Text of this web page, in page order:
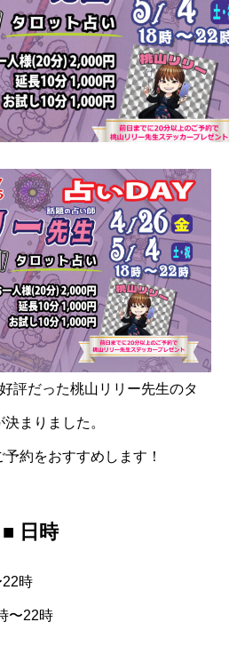
評だった桃山リリー先生のタ
まりました。
約をおすすめします！
■ 日時
時
〜22時